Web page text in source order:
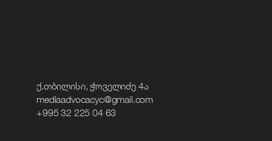
ქ.თბილისი, ჭოველიძე 4ა
mediaadvocacyc@gmail.com
+995 32 225 04 63